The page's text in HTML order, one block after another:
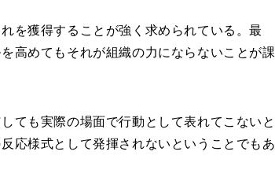
を獲得することが強く求められている。最
高めてもそれが組織の力にならないことが課
ても実際の場面で行動として表れてこないと
応様式として発揮されないということでもあ